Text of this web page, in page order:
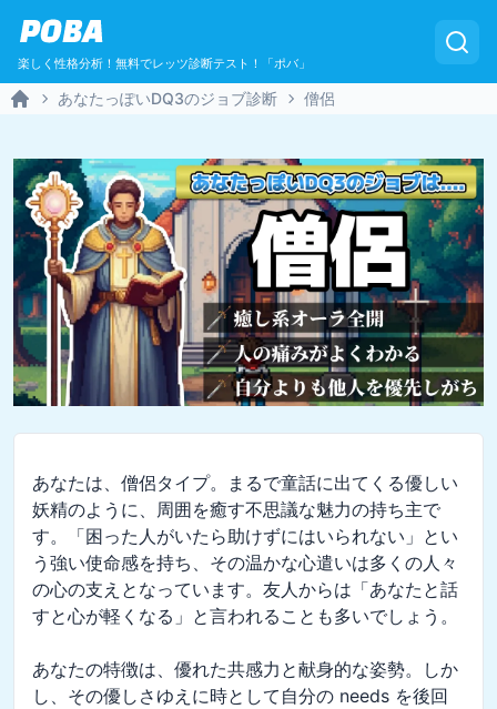
POBA
楽しく性格分析！無料でレッツ診断テスト！「ポバ」
あなたっぽいDQ3のジョブ診断 僧侶
あなたは、僧侶タイプ。まるで童話に出てくる優しい
妖精のように、周囲を癒す不思議な魅力の持ち主で
す。「困った人がいたら助けずにはいられない」とい
う強い使命感を持ち、その温かな心遣いは多くの人々
の心の支えとなっています。友人からは「あなたと話
すと心が軽くなる」と言われることも多いでしょう。
あなたの特徴は、優れた共感力と献身的な姿勢。しか
し、その優しさゆえに時として自分の needs を後回